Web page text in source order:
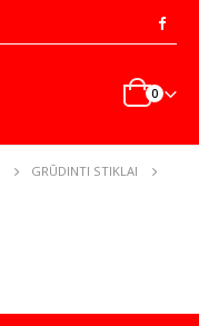
0
GRŪDINTI STIKLAI